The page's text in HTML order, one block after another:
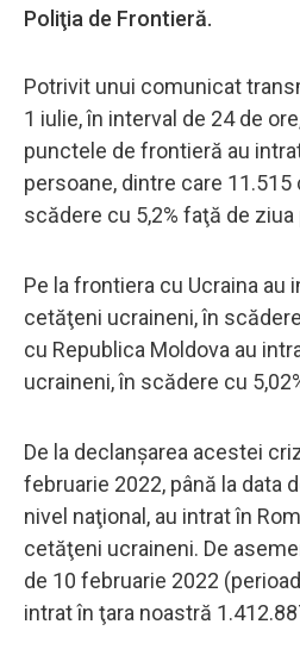
Poliţia de Frontieră.
Potrivit unui comunicat
1 iulie, în interval de 24 de
punctele de frontieră au
persoane, dintre care
scădere cu 5,2% faţă de
Pe la frontiera cu Ucraina au
cetăţeni ucraineni, în
cu Republica Moldova au
ucraineni, în scădere cu
De la declanşarea acestei
februarie 2022, până la data
nivel naţional, au intrat în
cetăţeni ucraineni. De
de 10 februarie 2022
intrat în ţara noastră